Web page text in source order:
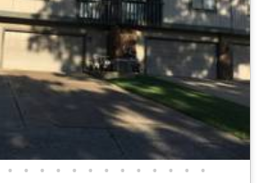
• • • • • • • • • • • • •